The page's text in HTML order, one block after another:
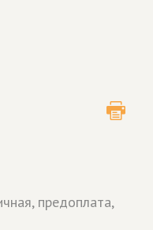
предоплата,